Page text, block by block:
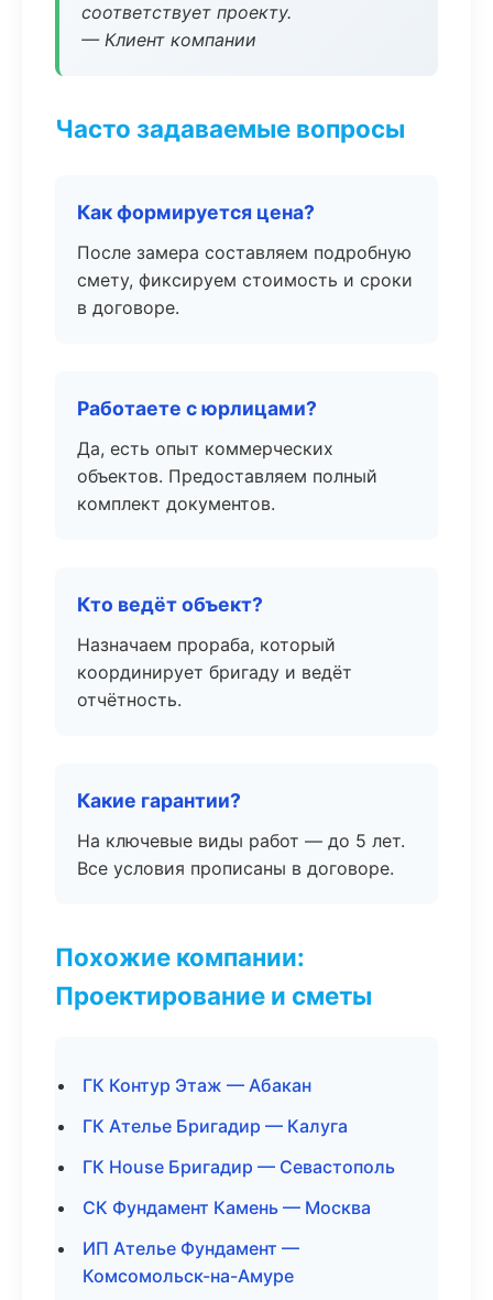
соответствует проекту.
— Клиент компании
Часто задаваемые вопросы
Как формируется цена?
После замера составляем подробную
смету, фиксируем стоимость и сроки
в договоре.
Работаете с юрлицами?
Да, есть опыт коммерческих
объектов. Предоставляем полный
комплект документов.
Кто ведёт объект?
Назначаем прораба, который
координирует бригаду и ведёт
отчётность.
Какие гарантии?
На ключевые виды работ — до 5 лет.
Все условия прописаны в договоре.
Похожие компании:
Проектирование и сметы
ГК Контур Этаж — Абакан
ГК Ателье Бригадир — Калуга
ГК House Бригадир — Севастополь
СК Фундамент Камень — Москва
ИП Ателье Фундамент —
Комсомольск-на-Амуре